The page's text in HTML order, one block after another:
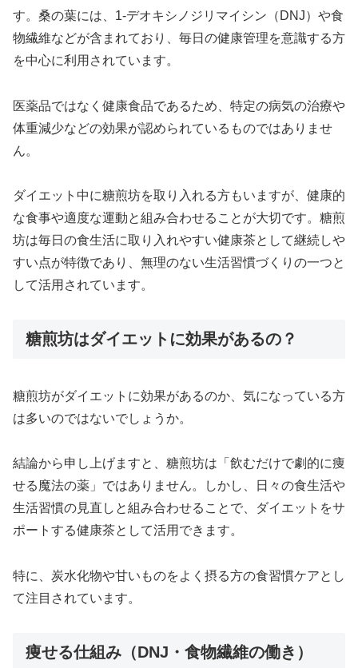
す。桑の葉には、1-デオキシノジリマイシン（DNJ）や食
物繊維などが含まれており、毎日の健康管理を意識する方
を中心に利用されています。
医薬品ではなく健康食品であるため、特定の病気の治療や
体重減少などの効果が認められているものではありませ
ん。
ダイエット中に糖煎坊を取り入れる方もいますが、健康的
な食事や適度な運動と組み合わせることが大切です。糖煎
坊は毎日の食生活に取り入れやすい健康茶として継続しや
すい点が特徴であり、無理のない生活習慣づくりの一つと
して活用されています。
糖煎坊はダイエットに効果があるの？
糖煎坊がダイエットに効果があるのか、気になっている方
は多いのではないでしょうか。
結論から申し上げますと、糖煎坊は「飲むだけで劇的に痩
せる魔法の薬」ではありません。しかし、日々の食生活や
生活習慣の見直しと組み合わせることで、ダイエットをサ
ポートする健康茶として活用できます。
特に、炭水化物や甘いものをよく摂る方の食習慣ケアとし
て注目されています。
痩せる仕組み（DNJ・食物繊維の働き）